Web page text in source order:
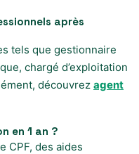
après
tels que gestionnaire
chargé d’exploitation
découvrez agent
en 1 an ?
CPF, des aides